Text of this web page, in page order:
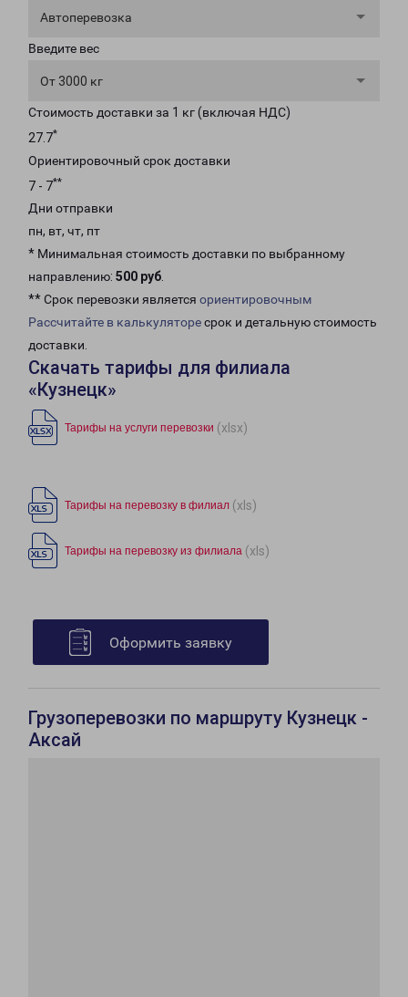
Автоперевозка
Введите вес
От 3000 кг
Стоимость доставки за 1 кг (включая НДС)
27.7*
Ориентировочный срок доставки
7 - 7**
Дни отправки
пн, вт, чт, пт
* Минимальная стоимость доставки по выбранному
направлению: 500 руб.
** Срок перевозки является ориентировочным
Рассчитайте в калькуляторесрок и детальную стоимость
доставки.
Скачать тарифы для филиала
«Кузнецк»
Тарифы на услуги перевозки (xlsx)
Тарифы на перевозку в филиал (xls)
Тарифы на перевозку из филиала (xls)
Оформить заявку
Грузоперевозки по маршруту Кузнецк -
Аксай